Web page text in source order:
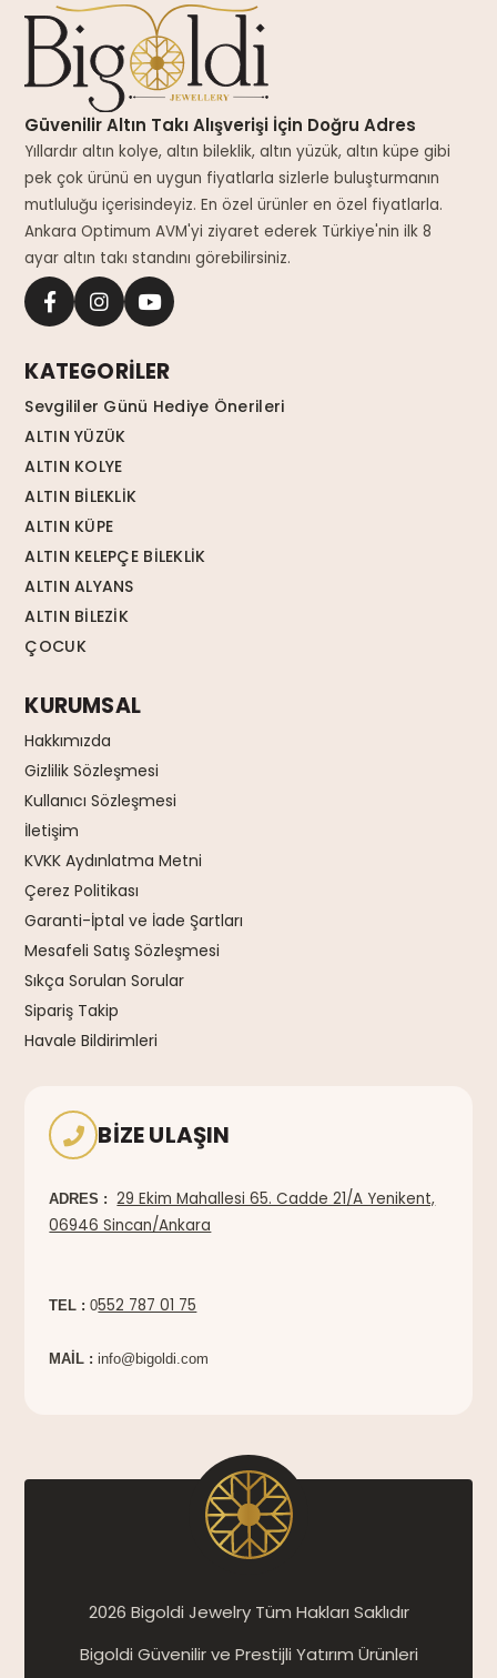
Güvenilir Altın Takı Alışverişi İçin Doğru Adres
Yıllardır altın kolye, altın bileklik, altın yüzük, altın küpe gibi
pek çok ürünü en uygun fiyatlarla sizlerle buluşturmanın
mutluluğu içerisindeyiz. En özel ürünler en özel fiyatlarla.
Ankara Optimum AVM'yi ziyaret ederek Türkiye'nin ilk 8
ayar altın takı standını görebilirsiniz.
KATEGORİLER
Sevgililer Günü Hediye Önerileri
ALTIN YÜZÜK
ALTIN KOLYE
ALTIN BİLEKLİK
ALTIN KÜPE
ALTIN KELEPÇE BİLEKLİK
ALTIN ALYANS
ALTIN BİLEZİK
ÇOCUK
KURUMSAL
Hakkımızda
Gizlilik Sözleşmesi
Kullanıcı Sözleşmesi
İletişim
KVKK Aydınlatma Metni
Çerez Politikası
Garanti-İptal ve İade Şartları
Mesafeli Satış Sözleşmesi
Sıkça Sorulan Sorular
Sipariş Takip
Havale Bildirimleri
BIZE ULAŞIN
ADRES :
29 Ekim Mahallesi 65. Cadde 21/A Yenikent,
06946 Sincan/Ankara
TEL : 0552 787 01 75
MAİL :info@bigoldi.com
2026 Bigoldi Jewelry Tüm Hakları Saklıdır
Bigoldi Güvenilir ve Prestijli Yatırım Ürünleri